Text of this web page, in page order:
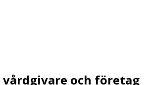
vårdgivare och företag